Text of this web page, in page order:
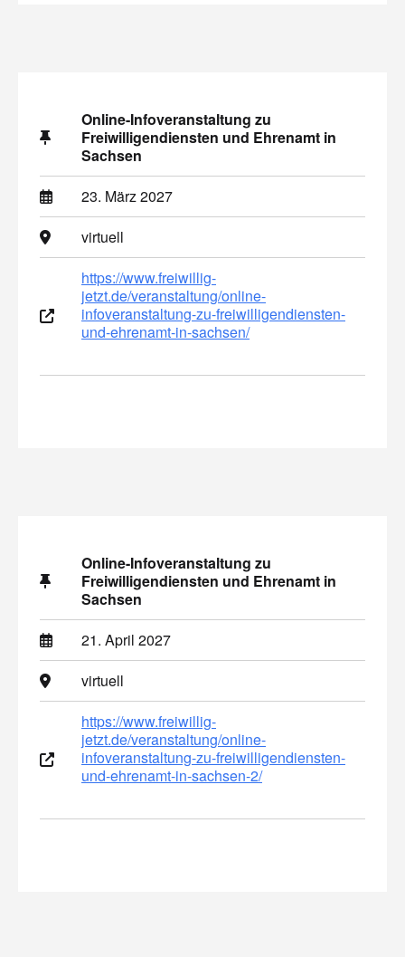
Online-Infoveranstaltung zu
Freiwilligendiensten und Ehrenamt in
Sachsen
23. März 2027
virtuell
https://www.freiwillig-
jetzt.de/veranstaltung/online-
infoveranstaltung-zu-freiwilligendiensten-
und-ehrenamt-in-sachsen/
Online-Infoveranstaltung zu
Freiwilligendiensten und Ehrenamt in
Sachsen
21. April 2027
virtuell
https://www.freiwillig-
jetzt.de/veranstaltung/online-
infoveranstaltung-zu-freiwilligendiensten-
und-ehrenamt-in-sachsen-2/